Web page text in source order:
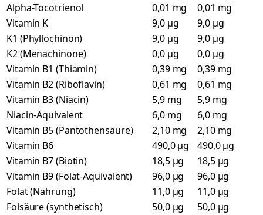
Alpha-Tocotrienol
0,01 mg
0,01 mg
Vitamin K
9,0 µg
9,0 µg
K1 (Phyllochinon)
9,0 µg
9,0 µg
K2 (Menachinone)
0,0 µg
0,0 µg
Vitamin B1 (Thiamin)
0,39 mg
0,39 mg
Vitamin B2 (Riboflavin)
0,61 mg
0,61 mg
Vitamin B3 (Niacin)
5,9 mg
5,9 mg
Niacin-Äquivalent
6,0 mg
6,0 mg
Vitamin B5 (Pantothensäure)
2,10 mg
2,10 mg
Vitamin B6
490,0 µg
490,0 µg
Vitamin B7 (Biotin)
18,5 µg
18,5 µg
Vitamin B9 (Folat-Äquivalent)
96,0 µg
96,0 µg
Folat (Nahrung)
11,0 µg
11,0 µg
Folsäure (synthetisch)
50,0 µg
50,0 µg